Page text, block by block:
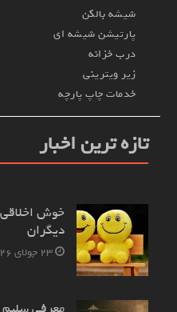
شیشه بالکن
پارتیشن شیشه ای
درب خزانه
زیر ویترینی
خدمات چاپ پارچه
تازه ترین اخبار
خوش اخلاقی
دیگران
23 جولای 2026